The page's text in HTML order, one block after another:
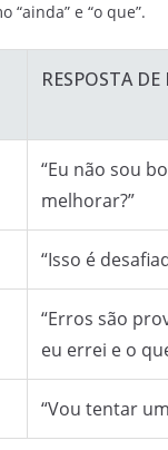
“ainda” e “o que”.
RESPOSTA
“Eu não sou
melhorar?”
“Isso é
“Erros são
eu errei e o
“Vou tentar